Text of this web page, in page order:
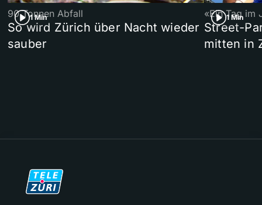
1 Min
90 Tonnen Abfall
So wird Zürich über Nacht wieder
sauber
1 Min
«Ein Tag im
Street-
mitten in